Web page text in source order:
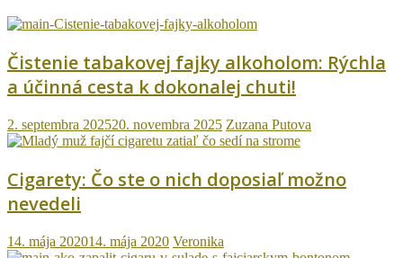
Čistenie tabakovej fajky alkoholom: Rýchla
a účinná cesta k dokonalej chuti!
2. septembra 202520. novembra 2025 Zuzana Putova
Cigarety: Čo ste o nich doposiaľ možno
nevedeli
14. mája 202014. mája 2020 Veronika